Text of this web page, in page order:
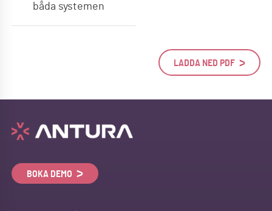
båda systemen
LADDA NED PDF
BOKA DEMO